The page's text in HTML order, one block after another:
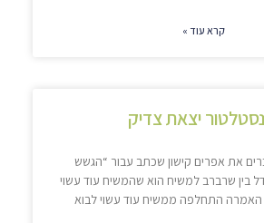
קרא עוד »
יצאת צדיק
את אפרים קישון שכתב עבור “הגשש
בין שרברב למשיח הוא שהמשיח עוד עשוי
האמרה התחלפה ממשיח עוד עשוי לבוא